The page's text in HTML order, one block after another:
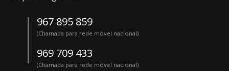
967 895 859
(Chamada para rede móvel nacional)
969 709 433
(Chamada para rede móvel nacional)